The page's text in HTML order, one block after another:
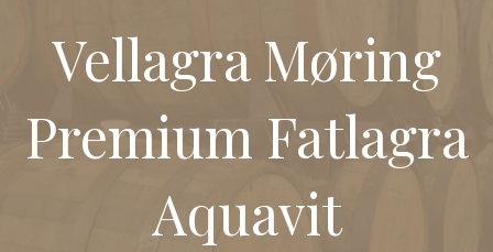
Vellagra Møring
Premium Fatlagra
Aquavit